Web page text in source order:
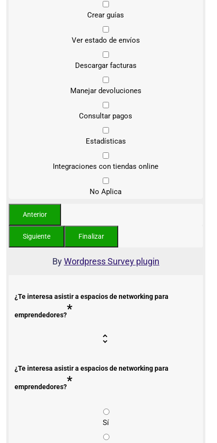
Crear guías
Ver estado de envíos
Descargar facturas
Manejar devoluciones
Consultar pagos
Estadísticas
Integraciones con tiendas online
No Aplica
ByWordpress Survey plugin
¿Te interesa asistir a espacios de networking para
emprendedores?*
¿Te interesa asistir a espacios de networking para
emprendedores?*
Sí